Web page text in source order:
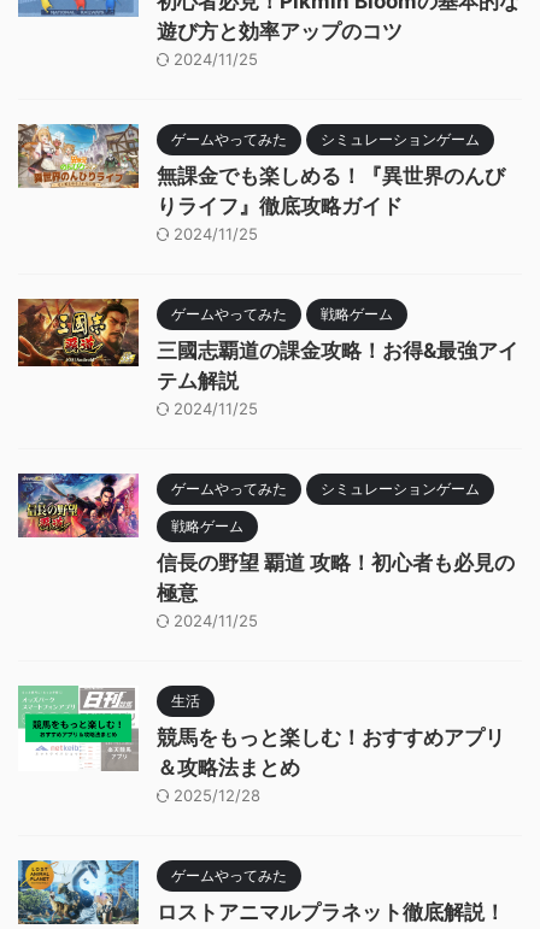
遊び方と効率アップのコツ
2024/11/25
ゲームやってみた シミュレーションゲーム
無課金でも楽しめる！『異世界のんび
りライフ』徹底攻略ガイド
2024/11/25
ゲームやってみた 戦略ゲーム
三國志覇道の課金攻略！お得&最強アイ
テム解説
2024/11/25
ゲームやってみた シミュレーションゲーム
戦略ゲーム
信長の野望 覇道 攻略！初心者も必見の
極意
2024/11/25
生活
競馬をもっと楽しむ！おすすめアプリ
＆攻略法まとめ
2025/12/28
ゲームやってみた
ロストアニマルプラネット徹底解説！